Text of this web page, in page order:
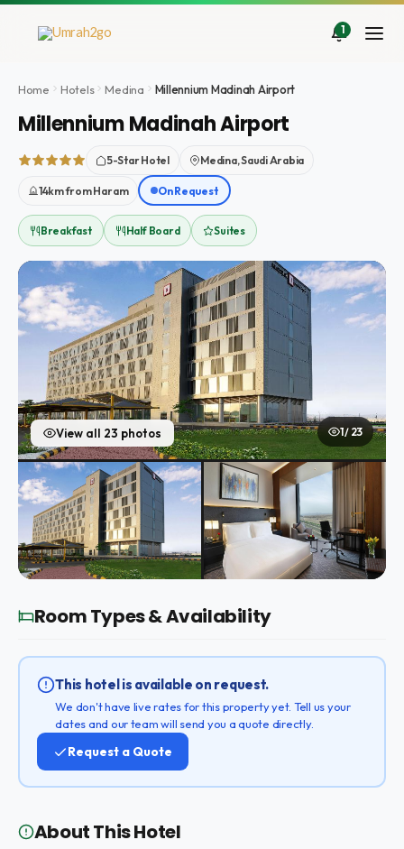
Doorgaan
1
Home Hotels Medina Millennium Madinah Airport
Millennium Madinah Airport
5-Star Hotel Medina, Saudi Arabia
14km from Haram On Request
Breakfast Half Board Suites
View all 23 photos 1 / 23
Room Types & Availability
This hotel is available on request.
We don't have live rates for this property yet. Tell us your
dates and our team will send you a quote directly.
Request a Quote
About This Hotel